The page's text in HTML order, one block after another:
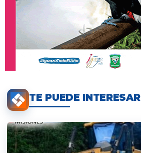
TE PUEDE INTERESAR